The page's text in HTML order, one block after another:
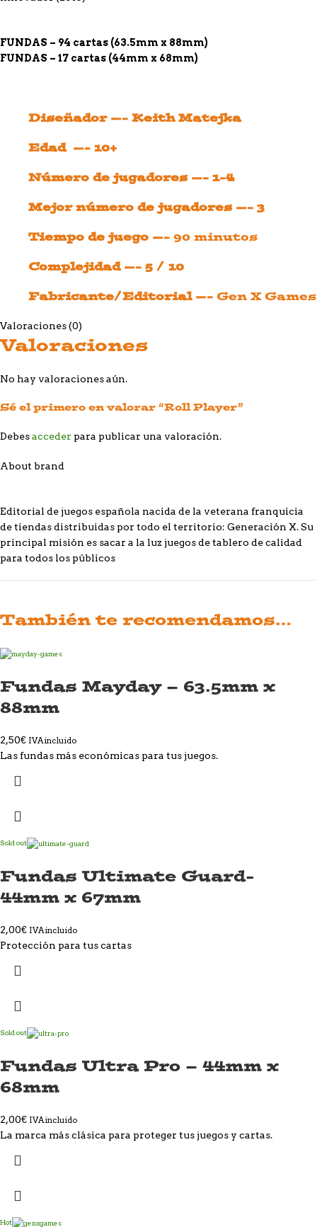
FUNDAS – 94 cartas (63.5mm x 88mm)
FUNDAS – 17 cartas (44mm x 68mm)
Diseñador —- Keith Matejka
Edad —- 10+
Número de jugadores —- 1-4
Mejor número de jugadores —- 3
Tiempo de juego —- 90 minutos
Complejidad —- 5 / 10
Fabricante/Editorial —- Gen X Games
Valoraciones (0)
Valoraciones
No hay valoraciones aún.
Sé el primero en valorar “Roll Player”
Debesacceder para publicar una valoración.
About brand
Editorial de juegos española nacida de la veterana franquicia
de tiendas distribuidas por todo el territorio: Generación X. Su
principal misión es sacar a la luz juegos de tablero de calidad
para todos los públicos
También te recomendamos…
Fundas Mayday – 63.5mm x
88mm
2,50€ IVA incluido
Las fundas más económicas para tus juegos.
Sold out
Fundas Ultimate Guard-
44mm x 67mm
2,00€ IVA incluido
Protección para tus cartas
Sold out
Fundas Ultra Pro – 44mm x
68mm
2,00€ IVA incluido
La marca más clásica para proteger tus juegos y cartas.
Hot